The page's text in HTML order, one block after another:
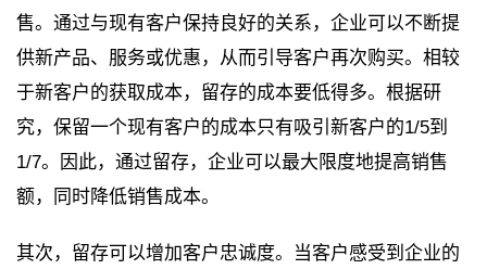
售。通过与现有客户保持良好的关系，企业可以不断提
供新产品、服务或优惠，从而引导客户再次购买。相较
于新客户的获取成本，留存的成本要低得多。根据研
究，保留一个现有客户的成本只有吸引新客户的1/5到
1/7。因此，通过留存，企业可以最大限度地提高销售
额，同时降低销售成本。
其次，留存可以增加客户忠诚度。当客户感受到企业的